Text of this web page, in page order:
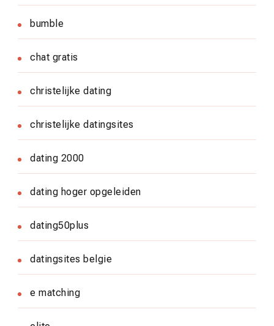
bumble
chat gratis
christelijke dating
christelijke datingsites
dating 2000
dating hoger opgeleiden
dating50plus
datingsites belgie
e matching